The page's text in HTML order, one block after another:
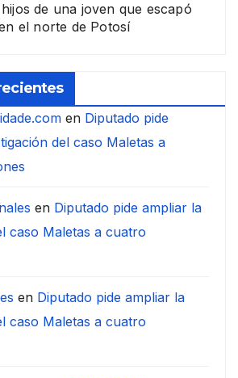
de una joven que escapó
el norte de Potosí
en Diputado pide
del caso Maletas a
en Diputado pide ampliar la
caso Maletas a cuatro
en Diputado pide ampliar la
caso Maletas a cuatro